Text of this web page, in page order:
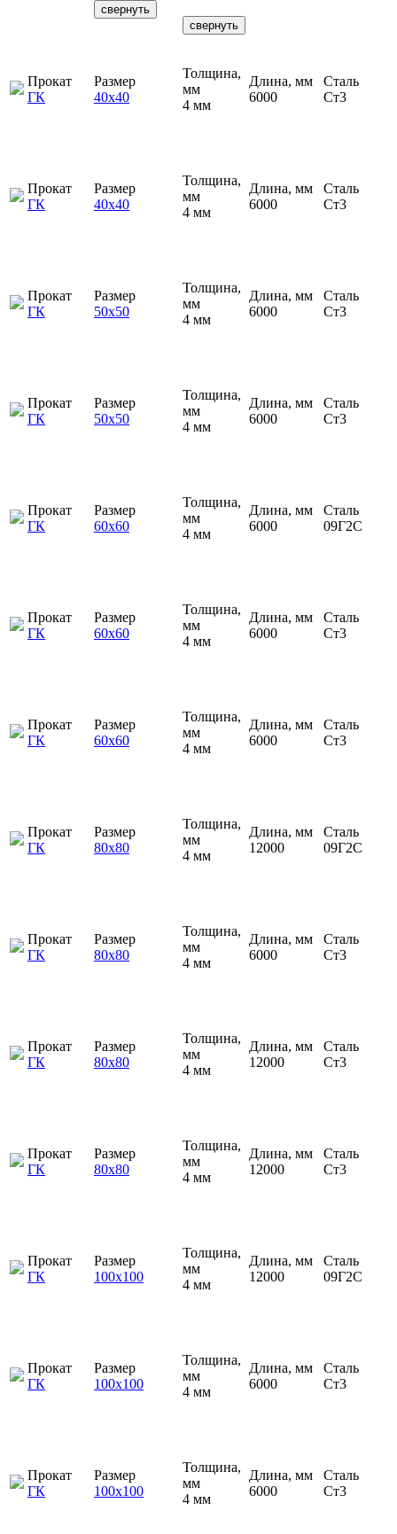
свернуть
свернуть
Прокат
ГК
Размер
40х40
Толщина,
мм
4 мм
Длина, мм
6000
Сталь
Ст3
Прокат
ГК
Размер
40х40
Толщина,
мм
4 мм
Длина, мм
6000
Сталь
Ст3
Прокат
ГК
Размер
50х50
Толщина,
мм
4 мм
Длина, мм
6000
Сталь
Ст3
Прокат
ГК
Размер
50х50
Толщина,
мм
4 мм
Длина, мм
6000
Сталь
Ст3
Прокат
ГК
Размер
60х60
Толщина,
мм
4 мм
Длина, мм
6000
Сталь
09Г2С
Прокат
ГК
Размер
60х60
Толщина,
мм
4 мм
Длина, мм
6000
Сталь
Ст3
Прокат
ГК
Размер
60х60
Толщина,
мм
4 мм
Длина, мм
6000
Сталь
Ст3
Прокат
ГК
Размер
80х80
Толщина,
мм
4 мм
Длина, мм
12000
Сталь
09Г2С
Прокат
ГК
Размер
80х80
Толщина,
мм
4 мм
Длина, мм
6000
Сталь
Ст3
Прокат
ГК
Размер
80х80
Толщина,
мм
4 мм
Длина, мм
12000
Сталь
Ст3
Прокат
ГК
Размер
80х80
Толщина,
мм
4 мм
Длина, мм
12000
Сталь
Ст3
Прокат
ГК
Размер
100х100
Толщина,
мм
4 мм
Длина, мм
12000
Сталь
09Г2С
Прокат
ГК
Размер
100х100
Толщина,
мм
4 мм
Длина, мм
6000
Сталь
Ст3
Прокат
ГК
Размер
100х100
Толщина,
мм
4 мм
Длина, мм
6000
Сталь
Ст3